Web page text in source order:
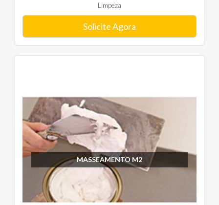
Limpeza
Solicite Agora
MASSEAMENTO M2